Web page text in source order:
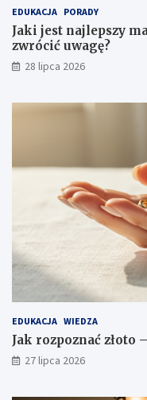
EDUKACJA PORADY
Jaki jest najlepszy
zwrócić uwagę?
28 lipca 2026
EDUKACJA WIEDZA
Jak rozpoznać złoto
27 lipca 2026